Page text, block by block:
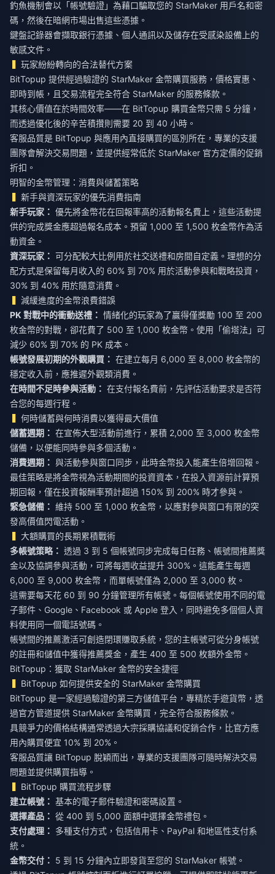
釣魚機制會以「帳號驗證」為藉口騙取您的 StarMaker 用戶名和密
碼，然後在暗網市場出售這些憑據。
鍵盤記錄器會擷取銀行憑據、個人通訊以及儲存在受感染設備上的
敏感文件。
玩家紛紛轉向的合法替代方案
BitTopup 提供經過驗證的 StarMaker 金幣購買服務，價格實惠、
即時到帳，且交易流程完全符合 StarMaker 的服務條款。
其核心價值在於時間效率——在 BitTopup 購買金幣只需 5 分鐘，
而透過優化後的辛苦積攢則需要 20 到 40 小時。
客服品質是 BitTopup 與應用內直接購買的區別所在，專業的支援
團隊會解決交易問題，並提供經常低於 StarMaker 官方定價的促銷
折扣。
明智的金幣管理：消費與儲蓄策略
新手與資深玩家的優先消費指南
新手玩家： 優先將金幣花在回報率高的活動報名費上，這些活動提
供的完成獎金應超過報名成本。預留 1,000 至 1,500 枚金幣作為活
動資金。
資深玩家： 可分配較大比例用於社交送禮和房間自定義。理想的分
配方式是保留每月收入的 60% 到 70% 用於活動參與和戰略投資，
30% 到 40% 用於隨意消費。
減緩進度的金幣浪費錯誤
PK 對戰中的衝動送禮： 情緒化的玩家為了贏得僅獎勵 100 至 200
枚金幣的對戰，卻花費了 500 至 1,000 枚金幣。使用「偷塔法」可
減少 60% 到 70% 的 PK 成本。
帳號發展初期的外觀購買： 在建立每月 6,000 至 8,000 枚金幣的
穩定收入前，應推遲外觀類消費。
在時間不足時參與活動： 在支付報名費前，先評估活動要求是否符
合您的每週行程。
何時儲蓄與何時消費以獲得最大價值
儲蓄週期： 在宣佈大型活動前進行，累積 2,000 至 3,000 枚金幣
儲備，以便能同時參與多個活動。
消費週期： 與活動參與窗口同步，此時金幣投入能產生倍增回報。
最佳策略是將金幣視為活動期間的投資資本，在投入資源前計算預
期回報，僅在投資報酬率預計超過 150% 到 200% 時才參與。
緊急儲備： 維持 500 至 1,000 枚金幣，以應對參與窗口有限的突
發高價值閃電活動。
大額購買的長期累積戰術
多帳號策略： 透過 3 到 5 個帳號同步完成每日任務、帳號間推薦獎
金以及協調參與活動，可將每週收益提升 300%。這能產生每週
6,000 至 9,000 枚金幣，而單帳號僅為 2,000 至 3,000 枚。
這需要每天花 60 到 90 分鐘管理所有帳號。每個帳號使用不同的電
子郵件、Google、Facebook 或 Apple 登入，同時避免多個個人資
料使用同一個電話號碼。
帳號間的推薦激活可創造閉環賺取系統，您的主帳號可從分身帳號
的註冊和儲值中獲得推薦獎金，產生 400 至 500 枚額外金幣。
BitTopup：獲取 StarMaker 金幣的安全捷徑
BitTopup 如何提供安全的 StarMaker 金幣購買
BitTopup 是一家經過驗證的第三方儲值平台，專精於手遊貨幣，透
過官方管道提供 StarMaker 金幣購買，完全符合服務條款。
具競爭力的價格結構通常透過大宗採購協議和促銷合作，比官方應
用內購買便宜 10% 到 20%。
客服品質讓 BitTopup 脫穎而出，專業的支援團隊可隨時解決交易
問題並提供購買指導。
BitTopup 購買流程步驟
建立帳號： 基本的電子郵件驗證和密碼設置。
選擇產品： 從 400 到 5,000 面額中選擇金幣禮包。
支付處理： 多種支付方式，包括信用卡、PayPal 和地區性支付系
統。
金幣交付： 5 到 15 分鐘內立即發貨至您的 StarMaker 帳號。